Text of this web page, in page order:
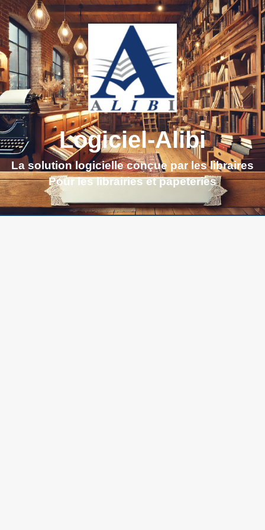
Logiciel-Alibi
La solution logicielle conçue par les libraires
Pour les librairies et papeteries